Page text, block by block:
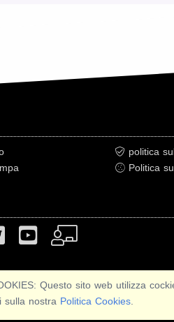
Questo sito web utilizza
sulla nostra Politica Cookies
politica
Politica